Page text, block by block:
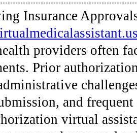
Insurance
providers often
Prior
and
virtual